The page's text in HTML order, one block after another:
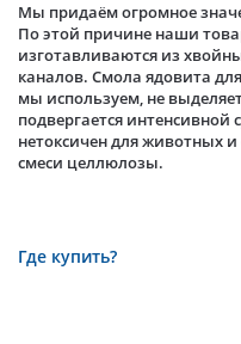
Мы придаём огромное
По этой причине наши
изготавливаются из
каналов. Смола ядовита
мы используем, не
подвергается
нетоксичен для животных
смеси целлюлозы.
Где купить?